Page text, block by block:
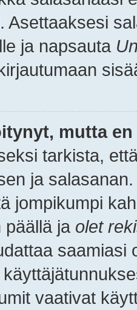
Asettaaksesi
ja napsauta
mutta
tarkista,
ja
jompikumpi
päällä ja olet
saamiasi
vaativat